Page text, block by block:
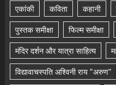
एकांकी
कविता कहानी
पुस्तक समीक्षा
फिल्म समीक्षा
मंदिर दर्शन और यात्रा साहित्य
विद्यावाचस्पति अश्विनी राय "अरुण"